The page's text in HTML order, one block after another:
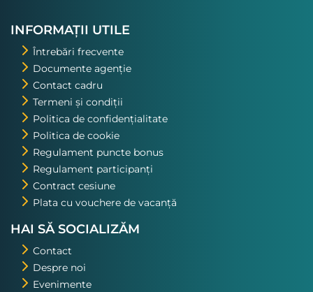
excursiile pe care o voi repeta!
INFORMAȚII UTILE
Întrebări frecvente
Documente agenție
Contact cadru
Termeni și condiții
Politica de confidențialitate
Politica de cookie
Regulament puncte bonus
Regulament participanți
Contract cesiune
Plata cu vouchere de vacanță
HAI SĂ SOCIALIZĂM
Contact
Despre noi
Evenimente